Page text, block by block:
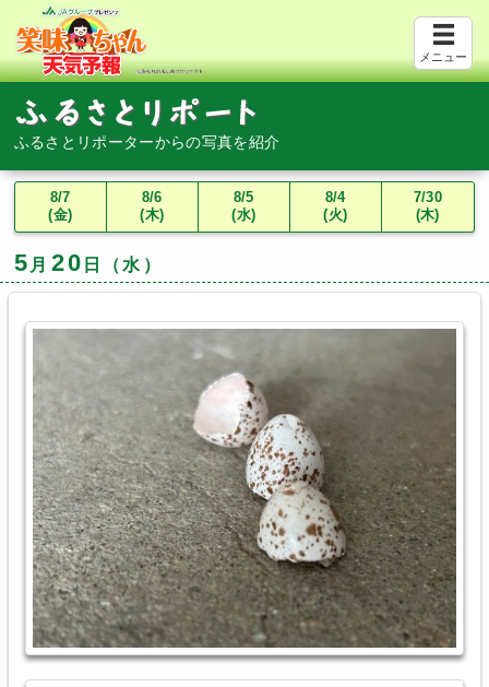
メニュー
ふるさとリポーターからの写真を紹介
8/7
(金)
8/6
(木)
8/5
(水)
8/4
(火)
7/30
(木)
5 月 20 日（水）